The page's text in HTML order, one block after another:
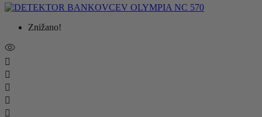
Znižano!




